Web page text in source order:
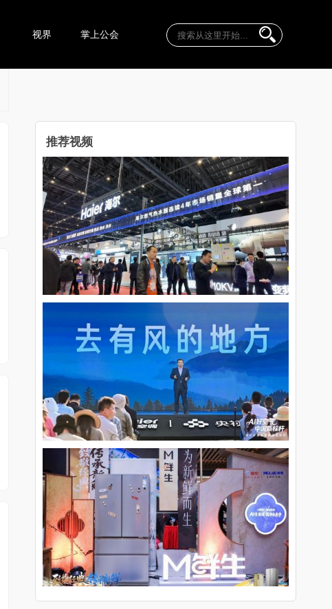
视界 掌上公会
推荐视频